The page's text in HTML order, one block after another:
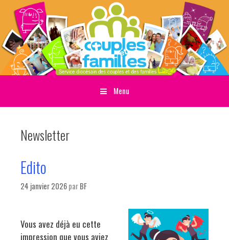
Menu
Newsletter
Edito
24 janvier 2026parBF
Vous avez déjà eu cette
impression que vous aviez